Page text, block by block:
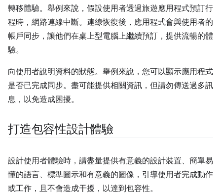
轉移體驗。舉例來說，假設使用者透過旅遊應用程式預訂行
程時，網路連線中斷。連線恢復後，應用程式會與使用者的
帳戶同步，讓他們在桌上型電腦上繼續預訂，提供流暢的體
驗。
向使用者說明資料的狀態。舉例來說，您可以顯示應用程式
是否已完成同步。盡可能提供相關資訊，但請勿傳送過多訊
息，以免造成困擾。
打造包容性設計體驗
設計使用者體驗時，請盡量提供有意義的設計裝置、簡單易
懂的語言、標準圖示和有意義的圖像，引導使用者完成動作
或工作，且不會造成干擾，以達到包容性。